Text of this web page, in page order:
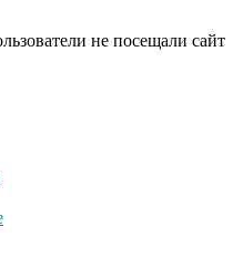
не посещали сайт